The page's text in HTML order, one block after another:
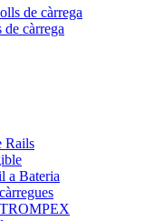
de càrrega
càrrega
Rails
a Bateria